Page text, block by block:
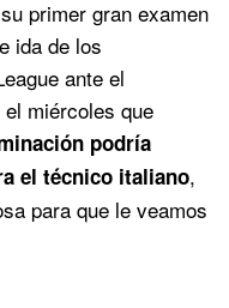
primer gran examen
ida de los
ante el
miércoles que
podría
el técnico italiano,
para que le veamos